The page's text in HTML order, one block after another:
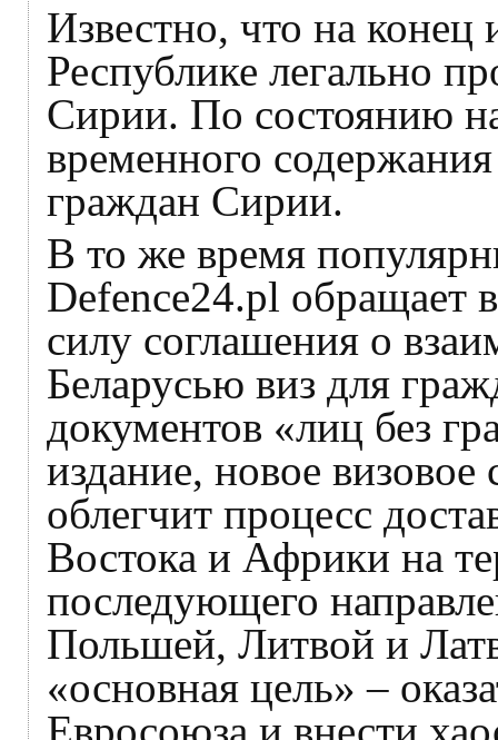
Известно, что на
Республике легально
Сирии. По состоянию
временного
граждан Сирии.
В то же время
Defence24.pl обращает
силу соглашения о
Беларусью виз для
документов «лиц без
издание, новое визовое
облегчит процесс
Востока и Африки на
последующего
Польшей, Литвой и
«основная цель» –
Евросоюза и внести